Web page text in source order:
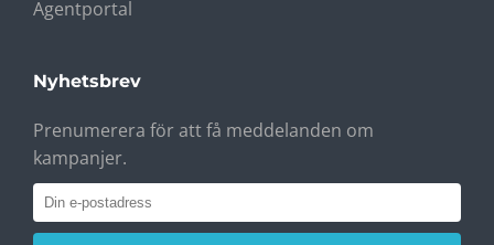
Agentportal
Nyhetsbrev
Prenumerera för att få meddelanden om
kampanjer.